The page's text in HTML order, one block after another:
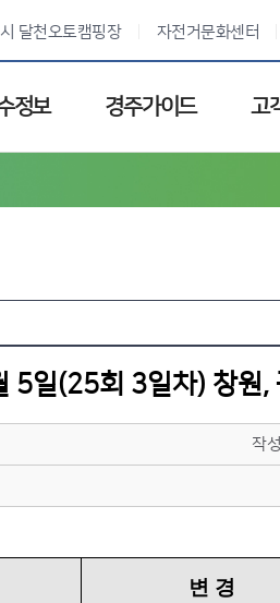
달천오토캠핑장 자전거문화센터
정보 경주가이드 고
5일(25회 3일차) 창원,
작
변 경